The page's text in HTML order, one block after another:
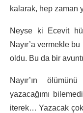
kalarak, hep zaman
Neyse ki Ecevit
Nayır’a vermekle
oldu. Bu da bir
Nayır’ın
yazacağımı
iterek… Yazacak